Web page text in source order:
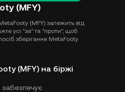
(MFY)
(MFY) залежить від
усі "за" та "проти", щоб
зберігання MetaFooty
(MFY) на біржі
забезпечує